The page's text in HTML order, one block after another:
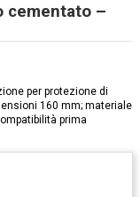
cementato –
per protezione di
160 mm; materiale
prima